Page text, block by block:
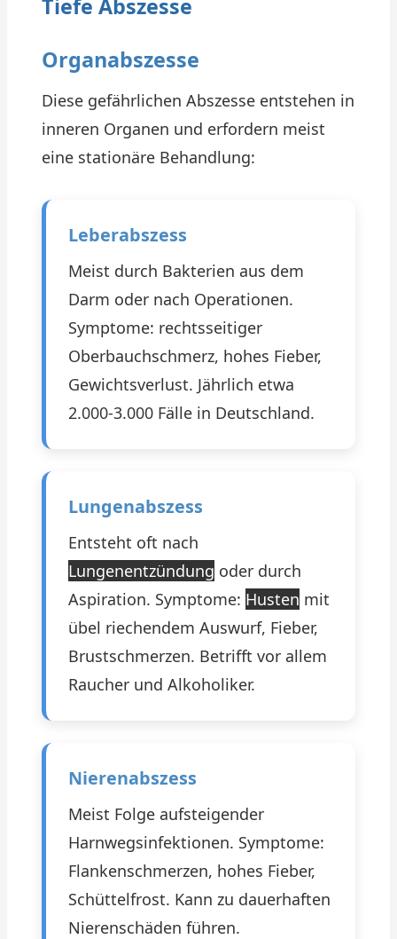
Tiefe Abszesse
Organabszesse
Diese gefährlichen Abszesse entstehen in
inneren Organen und erfordern meist
eine stationäre Behandlung:
Leberabszess
Meist durch Bakterien aus dem
Darm oder nach Operationen.
Symptome: rechtsseitiger
Oberbauchschmerz, hohes Fieber,
Gewichtsverlust. Jährlich etwa
2.000-3.000 Fälle in Deutschland.
Lungenabszess
Entsteht oft nach
Lungenentzündung oder durch
Aspiration. Symptome: Husten mit
übel riechendem Auswurf, Fieber,
Brustschmerzen. Betrifft vor allem
Raucher und Alkoholiker.
Nierenabszess
Meist Folge aufsteigender
Harnwegsinfektionen. Symptome:
Flankenschmerzen, hohes Fieber,
Schüttelfrost. Kann zu dauerhaften
Nierenschäden führen.